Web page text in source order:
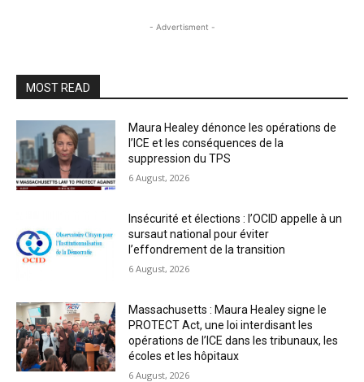
- Advertisment -
MOST READ
Maura Healey dénonce les opérations de
l’ICE et les conséquences de la
suppression du TPS
6 August, 2026
Insécurité et élections : l’OCID appelle à un
sursaut national pour éviter
l’effondrement de la transition
6 August, 2026
Massachusetts : Maura Healey signe le
PROTECT Act, une loi interdisant les
opérations de l’ICE dans les tribunaux, les
écoles et les hôpitaux
6 August, 2026